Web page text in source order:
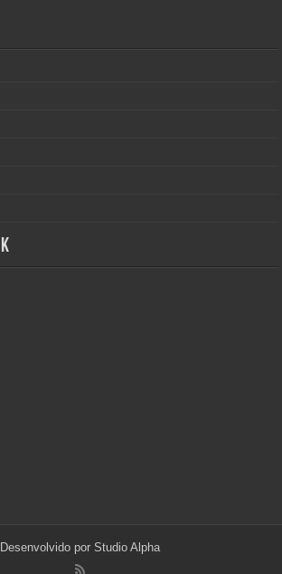
Desenvolvido por Studio Alpha